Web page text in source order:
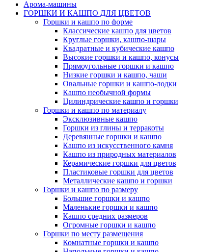
Арома-машины
ГОРШКИ И КАШПО ДЛЯ ЦВЕТОВ
Горшки и кашпо по форме
Классические кашпо для цветов
Круглые горшки, кашпо-шары
Квадратные и кубические кашпо
Высокие горшки и кашпо, конусы
Прямоугольные горшки и кашпо
Низкие горшки и кашпо, чаши
Овальные горшки и кашпо-лодки
Кашпо необычной формы
Цилиндрические кашпо и горшки
Горшки и кашпо по материалу
Эксклюзивные кашпо
Горшки из глины и терракоты
Деревянные горшки и кашпо
Кашпо из искусственного камня
Кашпо из природных материалов
Керамические горшки для цветов
Пластиковые горшки для цветов
Металлические кашпо и горшки
Горшки и кашпо по размеру
Большие горшки и кашпо
Маленькие горшки и кашпо
Кашпо средних размеров
Огромные горшки и кашпо
Горшки по месту размещения
Комнатные горшки и кашпо